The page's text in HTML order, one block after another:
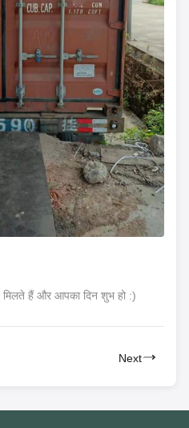
हैं और आपका दिन शुभ हो :)
Next